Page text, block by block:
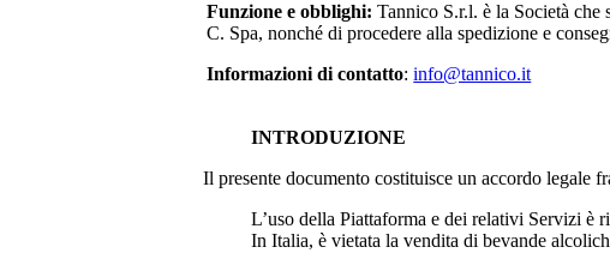
Funzione e obblighi:Tannico S.r.l. è la Società
C. Spa, nonché di procedere alla spedizione e
Informazioni di contatto:info@tannico.it
INTRODUZIONE
Il presente documento costituisce un accordo legale
L’uso della Piattaforma e dei relativi Servizi è
In Italia, è vietata la vendita di bevande